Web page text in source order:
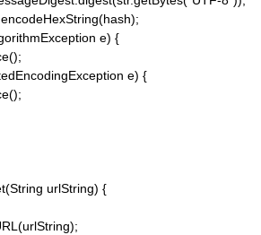
e) {
e) {
urlString) {